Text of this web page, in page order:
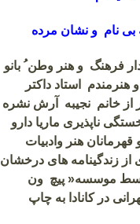
بی نام و نشان مرده
فرهنگ و هنر وطن ُ بانو
استاد داکتر
از خانم نجیبه آرش نشره
ناپذیری ماریا دارو
هنر وادبیات
از زندگینامه های درخشان
توسط موسسه« پیچ ون
در کانادا به چاپ